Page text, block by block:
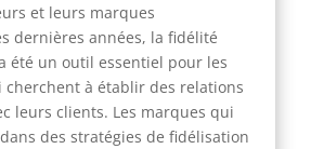
et leurs marques
dernières années, la fidélité
été un outil essentiel pour les
cherchent à établir des relations
leurs clients. Les marques qui
des stratégies de fidélisation